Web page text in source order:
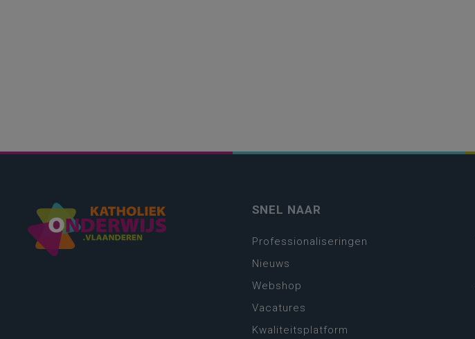
SNEL NAAR
Professionaliseringen
Nieuws
Webshop
Vacatures
Kwaliteitsplatform